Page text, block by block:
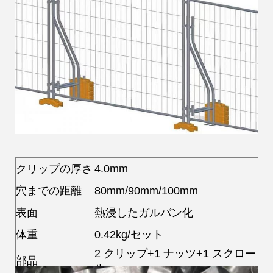
クリップの厚さ 4.0mm
穴までの距離
80mm/90mm/100mm
表面
熱浸したガルバン化
体重
0.42kg/セット
部品
2 クリップ+1 ナッツ+1 スクロー
ル